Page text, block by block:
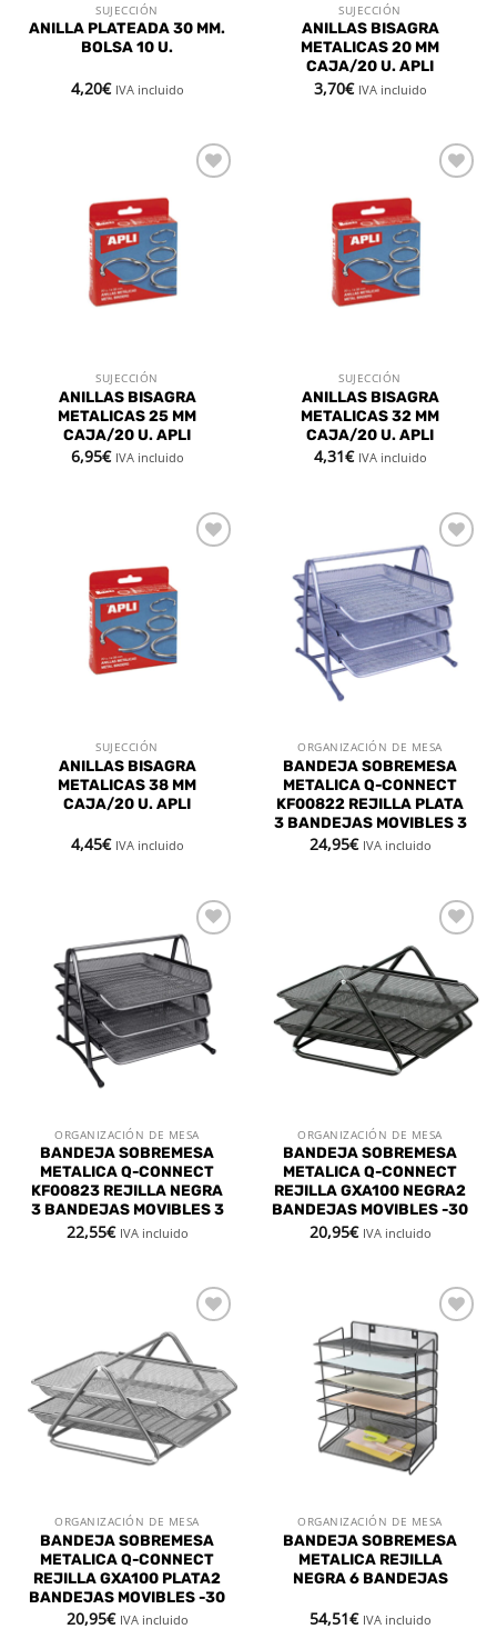
SUJECCIÓN
ANILLA PLATEADA 30 MM.
BOLSA 10 U.
4,20€ IVA incluido
SUJECCIÓN
ANILLAS BISAGRA
METALICAS 20 MM
CAJA/20 U. APLI
3,70€ IVA incluido
SUJECCIÓN
ANILLAS BISAGRA
METALICAS 25 MM
CAJA/20 U. APLI
6,95€ IVA incluido
SUJECCIÓN
ANILLAS BISAGRA
METALICAS 32 MM
CAJA/20 U. APLI
4,31€ IVA incluido
SUJECCIÓN
ANILLAS BISAGRA
METALICAS 38 MM
CAJA/20 U. APLI
4,45€ IVA incluido
Añadir
a la
lista de
deseos
ORGANIZACIÓN DE MESA
BANDEJA SOBREMESA
METALICA Q-CONNECT
KF00822 REJILLA PLATA
3 BANDEJAS MOVIBLES 3
24,95€ IVA incluido
Añadir
a la
lista de
deseos
ORGANIZACIÓN DE MESA
BANDEJA SOBREMESA
METALICA Q-CONNECT
KF00823 REJILLA NEGRA
3 BANDEJAS MOVIBLES 3
22,55€ IVA incluido
lista de
deseos
ORGANIZACIÓN DE MESA
BANDEJA SOBREMESA
METALICA Q-CONNECT
REJILLA GXA100 NEGRA2
BANDEJAS MOVIBLES -30
20,95€ IVA incluido
lista de
deseos
ORGANIZACIÓN DE MESA
BANDEJA SOBREMESA
METALICA Q-CONNECT
REJILLA GXA100 PLATA2
BANDEJAS MOVIBLES -30
20,95€ IVA incluido
Añadir
a la
lista de
deseos
ORGANIZACIÓN DE MESA
BANDEJA SOBREMESA
METALICA REJILLA
NEGRA 6 BANDEJAS
54,51€ IVA incluido